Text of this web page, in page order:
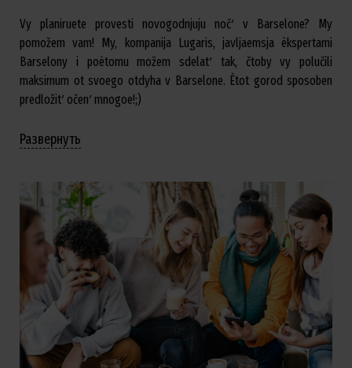
Vy planiruete provesti novogodnjuju nočʹ v Barselone? My
pomožem vam! My, kompanija Lugaris, javljaemsja èkspertami
Barselony i poètomu možem sdelatʹ tak, čtoby vy polučili
maksimum ot svoego otdyha v Barselone. Ètot gorod sposoben
predložitʹ očenʹ mnogoe!;)
Развернуть